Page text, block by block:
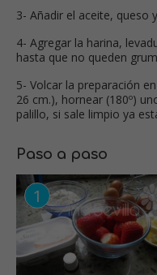
3- Añadir el aceite, queso
4- Agregar la harina,
hasta que no queden
5- Volcar la preparación
26 cm.), hornear (180º)
palillo, si sale limpio ya
Paso a paso